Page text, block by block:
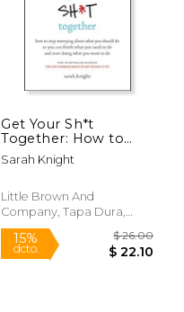
6%
dcto.
Get Your Sh*t
Together: How to
Stop Worrying About
What You Should Do
What You Need to Do
and Start Doing What
F*cks Given Guide)
(en Inglés)
Sarah Knight
Little Brown And
Company, Tapa Dura,
Nuevo